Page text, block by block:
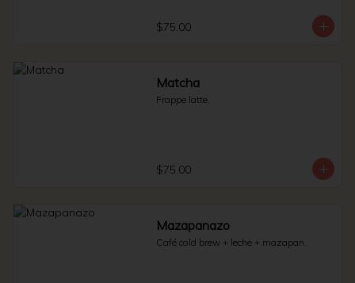
$75.00
Matcha
Frappe latte.
$75.00
Mazapanazo
Café cold brew + leche + mazapan.